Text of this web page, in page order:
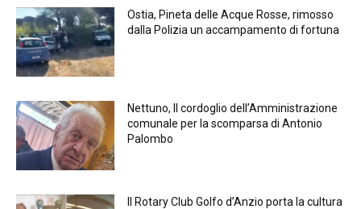
Ostia, Pineta delle Acque Rosse, rimosso
dalla Polizia un accampamento di fortuna
Nettuno, Il cordoglio dell’Amministrazione
comunale per la scomparsa di Antonio
Palombo
Il Rotary Club Golfo d’Anzio porta la cultura